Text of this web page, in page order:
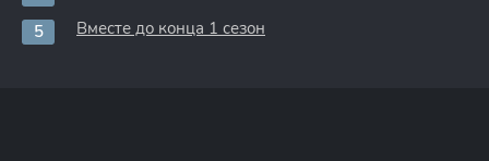
Вместе до конца 1 сезон